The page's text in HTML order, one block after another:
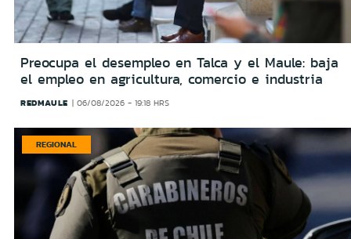
Preocupa el desempleo en Talca y el Maule: baja
el empleo en agricultura, comercio e industria
REDMAULE 06/08/2026 - 19:18 HRS
REGIONAL